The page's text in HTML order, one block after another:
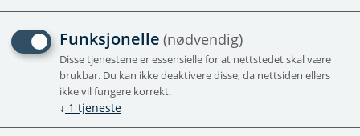
HYLLE FRYSER 404X238,5
Funksjonelle (nødvendig)
Disse tjenestene er essensielle for at nettstedet skal være
brukbar. Du kan ikke deaktivere disse, da nettsiden ellers
ikke vil fungere korrekt.
↓ 1 tjeneste